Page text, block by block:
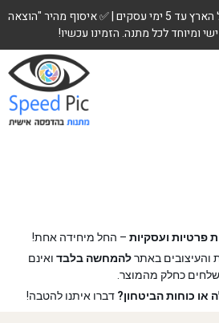
עובדים כרגיל! ✅ משלוחים לכל הארץ עד 5 ימי עסקים | ✅ איסוף מהיר "הוצאה
ומיוחד לכל מתנה. הזמינו עכשיו!
פרטיות ועסקיות – החל מיחידה אחת!
והעיצובים באתרלהמחשה בלבד ואינם
כחלק מהמוצר.
או כוחות הביטחון? דברו איתנו להטבה!